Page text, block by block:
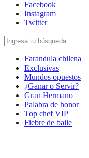
Facebook
Instagram
Twitter
Farandula chilena
Exclusivas
Mundos opuestos
¿Ganar o Servir?
Gran Hermano
Palabra de honor
Top chef VIP
Fiebre de baile